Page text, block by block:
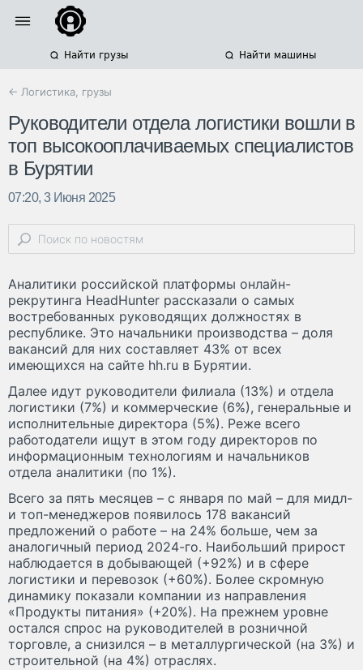
Найти грузы Найти машины
← Логистика, грузы
Руководители отдела логистики вошли в
топ высокооплачиваемых специалистов
в Бурятии
07:20, 3 Июня 2025
Аналитики российской платформы онлайн-
рекрутинга HeadHunter рассказали о самых
востребованных руководящих должностях в
республике. Это начальники производства – доля
вакансий для них составляет 43% от всех
имеющихся на сайте hh.ru в Бурятии.
Далее идут руководители филиала (13%) и отдела
логистики (7%) и коммерческие (6%), генеральные и
исполнительные директора (5%). Реже всего
работодатели ищут в этом году директоров по
информационным технологиям и начальников
отдела аналитики (по 1%).
Всего за пять месяцев – с января по май – для мидл-
и топ-менеджеров появилось 178 вакансий
предложений о работе – на 24% больше, чем за
аналогичный период 2024-го. Наибольший прирост
наблюдается в добывающей (+92%) и в сфере
логистики и перевозок (+60%). Более скромную
динамику показали компании из направления
«Продукты питания» (+20%). На прежнем уровне
остался спрос на руководителей в розничной
торговле, а снизился – в металлургической (на 3%) и
строительной (на 4%) отраслях.